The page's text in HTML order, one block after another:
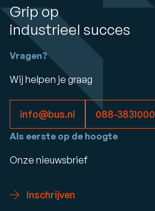
Grip op
industrieel succes
Vragen?
Wij helpen je graag
info@bus.nl 088-3831000
Als eerste op de hoogte
Onze nieuwsbrief
Inschrijven